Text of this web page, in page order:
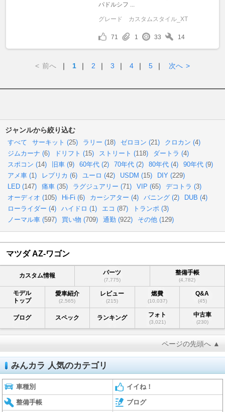
パドルシフ ...
グレード カスタムスタイル_XT
71 1 33 14
< 前へ ｜ 1 ｜ 2 ｜ 3 ｜ 4 ｜ 5 ｜ 次へ >
ジャンルから絞り込む
すべて サーキット (25) ラリー (18) ゼロヨン (21 ) クロカン (4)
ジムカーナ (6) ドリフト (15) ストリート (118) ダートラ (4)
スポコン (14) 旧車 (9) 60年代 (2) 70年代 (2) 80年代 (4) 90年代 (9)
アメ車 (1 ) レプリカ (6) ユーロ (42) USDM (15) DIY (229)
LED (147) 痛車 (35) ラグジュアリー (71 ) VIP (65) デコトラ (3)
オーディオ (105) Hi-Fi (6) カーシアター (4) バニング (2) DUB (4)
ローライダー (4) ハイドロ (1 ) エコ (87) トランポ (3)
ノーマル車 (597) 買い物 (709) 通勤 (922) その他 (129)
マツダ AZ-ワゴン
カスタム情報 パーツ
(7,775)
整備手帳
(4,782)
モデル
トップ
愛車紹介
(2,565)
レビュー
(215)
燃費
(10,037)
Q&A
(45)
ブログ スペック ランキング フォト
(3,021)
中古車
(230)
ページの先頭へ ▲
みんカラ 人気のカテゴリ
車種別 イイね！
整備手帳 ブログ